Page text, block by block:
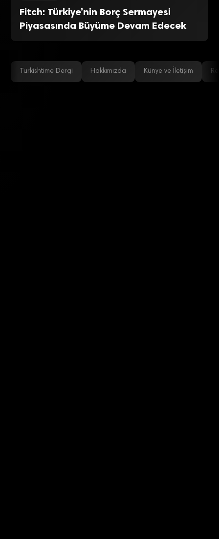
Fitch: Türkiye’nin Borç Sermayesi
Piyasasında Büyüme Devam Edecek
Turkishtime Dergi Hakkımızda Künye ve İletişim